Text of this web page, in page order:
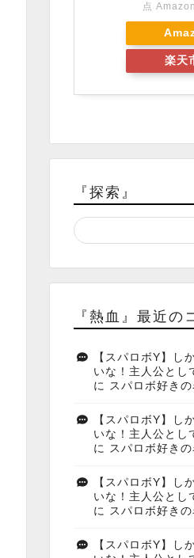
点
楽天
『探索』
『熱血』最近の
【スパロボY】し
いな！主人公とし
に
スパロボ好き
【スパロボY】し
いな！主人公とし
に
スパロボ好き
【スパロボY】し
いな！主人公とし
に
スパロボ好き
【スパロボY】し